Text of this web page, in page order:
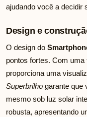
ajudando você a decidir
Design e
O design do
pontos fortes. Com uma
proporciona uma
Superbrilho garante que
mesmo sob luz solar
robusta, apresentando